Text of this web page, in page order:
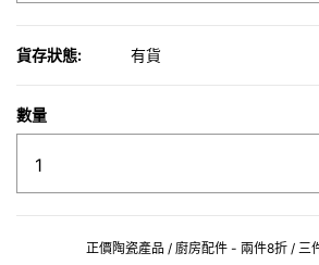
貨存狀態: 有貨
數量
正價陶瓷產品 / 廚房配件 - 兩件8折 / 三